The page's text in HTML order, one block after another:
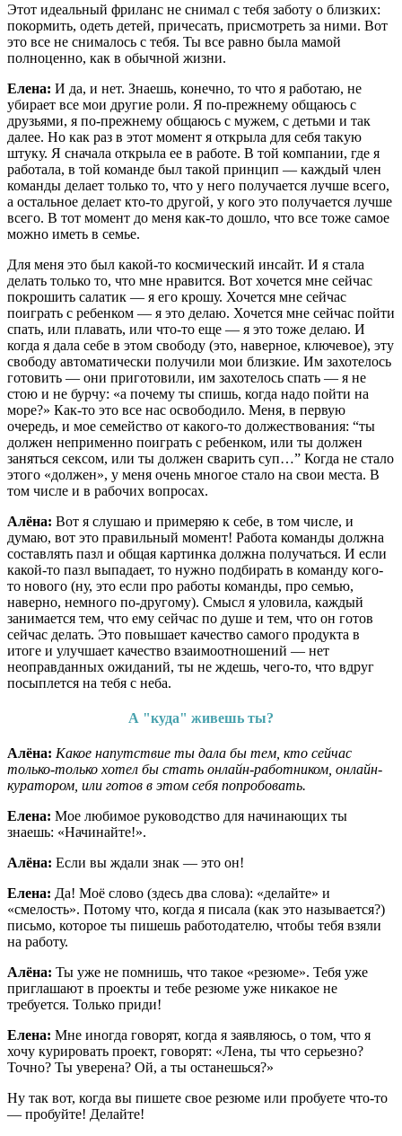
Этот идеальный фриланс не снимал с тебя заботу о близких:
покормить, одеть детей, причесать, присмотреть за ними. Вот
это все не снималось с тебя. Ты все равно была мамой
полноценно, как в обычной жизни.
Елена: И да, и нет. Знаешь, конечно, то что я работаю, не
убирает все мои другие роли. Я по-прежнему общаюсь с
друзьями, я по-прежнему общаюсь с мужем, с детьми и так
далее. Но как раз в этот момент я открыла для себя такую
штуку. Я сначала открыла ее в работе. В той компании, где я
работала, в той команде был такой принцип — каждый член
команды делает только то, что у него получается лучше всего,
а остальное делает кто-то другой, у кого это получается лучше
всего. В тот момент до меня как-то дошло, что все тоже самое
можно иметь в семье.
Для меня это был какой-то космический инсайт. И я стала
делать только то, что мне нравится. Вот хочется мне сейчас
покрошить салатик — я его крошу. Хочется мне сейчас
поиграть с ребенком — я это делаю. Хочется мне сейчас пойти
спать, или плавать, или что-то еще — я это тоже делаю. И
когда я дала себе в этом свободу (это, наверное, ключевое), эту
свободу автоматически получили мои близкие. Им захотелось
готовить — они приготовили, им захотелось спать — я не
стою и не бурчу: «а почему ты спишь, когда надо пойти на
море?» Как-то это все нас освободило. Меня, в первую
очередь, и мое семейство от какого-то должествования: “ты
должен неприменно поиграть с ребенком, или ты должен
заняться сексом, или ты должен сварить суп…” Когда не стало
этого «должен», у меня очень многое стало на свои места. В
том числе и в рабочих вопросах.
Алёна: Вот я слушаю и примеряю к себе, в том числе, и
думаю, вот это правильный момент! Работа команды должна
составлять пазл и общая картинка должна получаться. И если
какой-то пазл выпадает, то нужно подбирать в команду кого-
то нового (ну, это если про работы команды, про семью,
наверно, немного по-другому). Смысл я уловила, каждый
занимается тем, что ему сейчас по душе и тем, что он готов
сейчас делать. Это повышает качество самого продукта в
итоге и улучшает качество взаимоотношений — нет
неоправданных ожиданий, ты не ждешь, чего-то, что вдруг
посыплется на тебя с неба.
А "куда" живешь ты?
Алёна: Какое напутствие ты дала бы тем, кто сейчас
только-только хотел бы стать онлайн-работником, онлайн-
куратором, или готов в этом себя попробовать.
Елена: Мое любимое руководство для начинающих ты
знаешь: «Начинайте!».
Алёна: Если вы ждали знак — это он!
Елена: Да! Моё слово (здесь два слова): «делайте» и
«смелость». Потому что, когда я писала (как это называется?)
письмо, которое ты пишешь работодателю, чтобы тебя взяли
на работу.
Алёна: Ты уже не помнишь, что такое «резюме». Тебя уже
приглашают в проекты и тебе резюме уже никакое не
требуется. Только приди!
Елена: Мне иногда говорят, когда я заявляюсь, о том, что я
хочу курировать проект, говорят: «Лена, ты что серьезно?
Точно? Ты уверена? Ой, а ты останешься?»
Ну так вот, когда вы пишете свое резюме или пробуете что-то
— пробуйте! Делайте!